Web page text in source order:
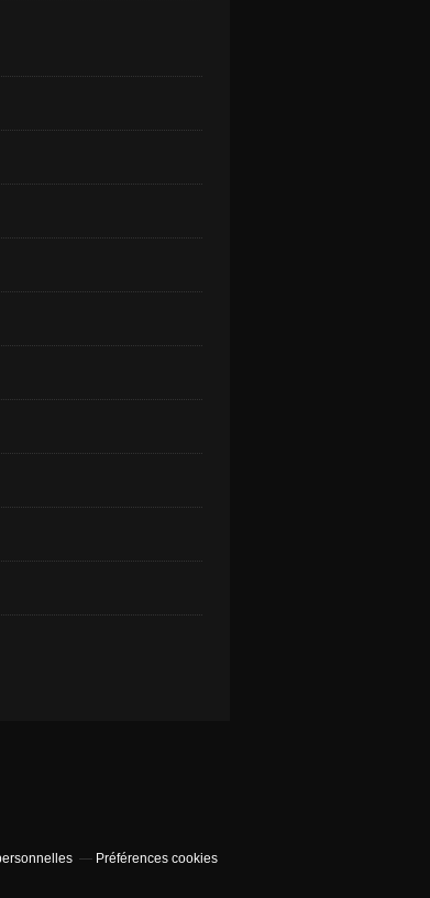
Préférences cookies